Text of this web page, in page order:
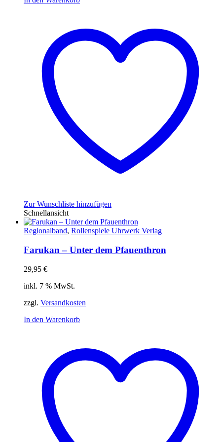
Zur Wunschliste hinzufügen
Schnellansicht
Regionalband, Rollenspiele Uhrwerk Verlag
Farukan – Unter dem Pfauenthron
29,95 €
inkl. 7 % MwSt.
zzgl. Versandkosten
In den Warenkorb